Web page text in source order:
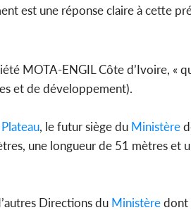
est une réponse claire à cette
MOTA-ENGIL Côte d’Ivoire, «
et de développement).
Plateau, le futur siège du Ministère
une longueur de 51 mètres et
Directions du Ministèredont